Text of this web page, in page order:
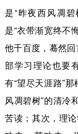
是“昨夜西风凋
是“衣带渐宽终不
他千百度，蓦然
部学习理论也要
有“望尽天涯路”
风凋碧树”的清冷
苦读；其次，理